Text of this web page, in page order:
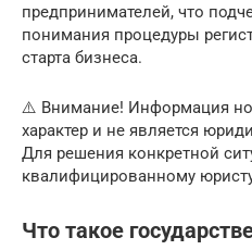
предпринимателей, что
понимания процедуры
старта бизнеса.
⚠️ Внимание! Информация
характер и не является
Для решения конкретной
квалифицированному
Что такое